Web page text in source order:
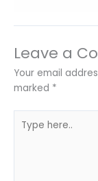
Leave a
Your email
marked *
here..